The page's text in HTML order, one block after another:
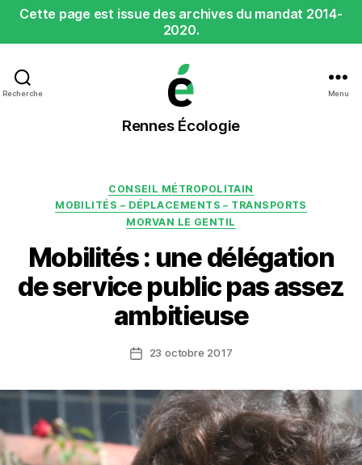
Cette page est issue des archives du mandat 2014-
2020.
Recherche
Rennes
Écologie
Rennes Écologie
Menu
Catégories
CONSEIL MÉTROPOLITAIN
MOBILITÉS – DÉPLACEMENTS – TRANSPORTS
MORVAN LE GENTIL
Mobilités : une délégation
de service public pas assez
ambitieuse
Date23 octobre 2017